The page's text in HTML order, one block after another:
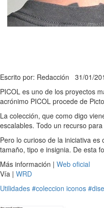
Escrito por: Redacción 31/01/
PICOL es uno de los proyectos
acrónimo PICOL procede de
La colección, que como digo
escalables. Todo un recurso
Pero lo curioso de la iniciativa
tamaño, tipo e insignia. De esta
Más información | Web oficial
Vía | WRD
Utilidades #coleccion iconos